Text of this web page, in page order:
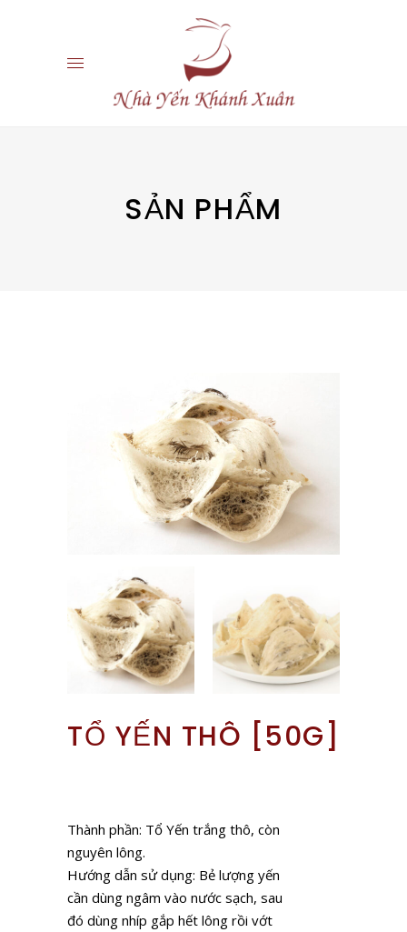
SẢN PHẨM
TỔ YẾN THÔ [50G]
Thành phần: Tổ Yến trắng thô, còn
nguyên lông.
Hướng dẫn sử dụng: Bẻ lượng yến
cần dùng ngâm vào nước sạch, sau
đó dùng nhíp gắp hết lông rồi vớt